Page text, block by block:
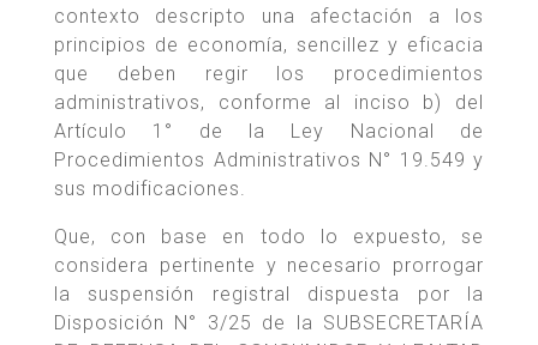
contexto descripto una afectación a los
principios de economía, sencillez y eficacia
que deben regir los procedimientos
administrativos, conforme al inciso b) del
Artículo 1° de la Ley Nacional de
Procedimientos Administrativos N° 19.549 y
sus modificaciones.
Que, con base en todo lo expuesto, se
considera pertinente y necesario prorrogar
la suspensión registral dispuesta por la
Disposición N° 3/25 de la SUBSECRETARÍA